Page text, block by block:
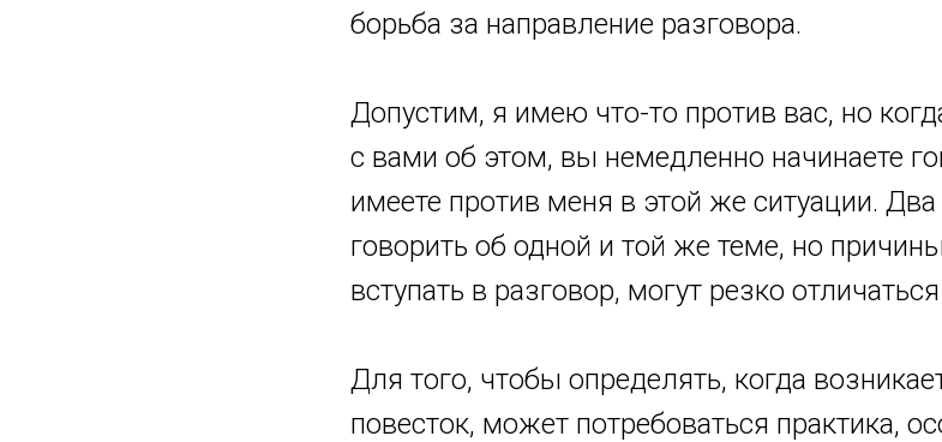
борьба за направление разговора.
Допустим, я имею что-то против вас, но
с вами об этом, вы немедленно начинаете
имеете против меня в этой же ситуации.
говорить об одной и той же теме, но
вступать в разговор, могут резко
Для того, чтобы определять, когда
повесток, может потребоваться практика,